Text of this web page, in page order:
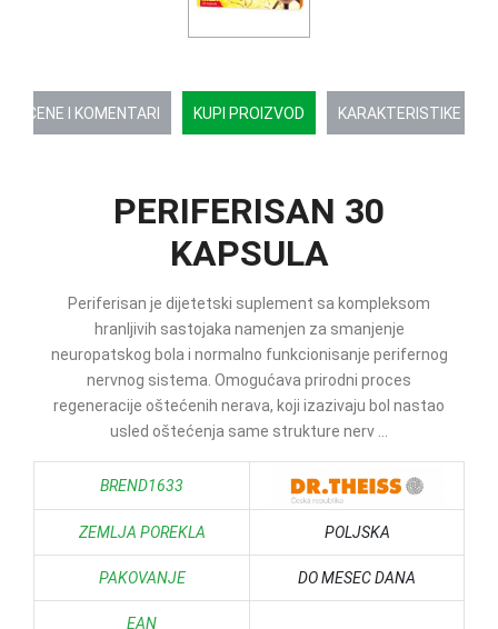
OCENE I KOMENTARI KUPI PROIZVOD KARAKTERISTIKE
PERIFERISAN 30
KAPSULA
Periferisan je dijetetski suplement sa kompleksom
hranljivih sastojaka namenjen za smanjenje
neuropatskog bola i normalno funkcionisanje perifernog
nervnog sistema. Omogućava prirodni proces
regeneracije oštećenih nerava, koji izazivaju bol nastao
usled oštećenja same strukture nerv ...
BREND1633
ZEMLJA POREKLA POLJSKA
PAKOVANJE DO MESEC DANA
EAN